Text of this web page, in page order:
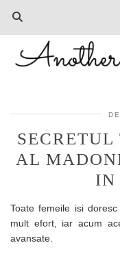
AL
IN
Toate femeile isi
mult efort, iar acum
avansate.